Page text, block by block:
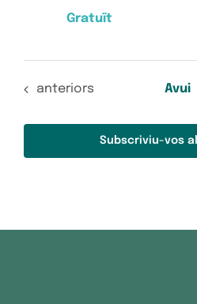
Gratuït
Esdeveniments
anteriors Avui
Subscriviu-vos